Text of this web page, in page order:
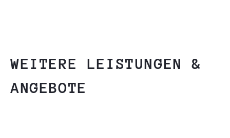
WEITERE LEISTUNGEN &
ANGEBOTE